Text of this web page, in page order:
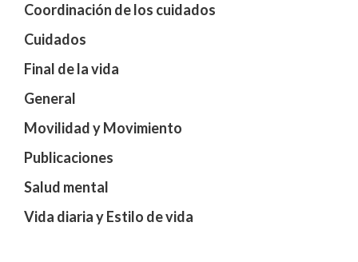
Coordinación de los cuidados
Cuidados
Final de la vida
General
Movilidad y Movimiento
Publicaciones
Salud mental
Vida diaria y Estilo de vida